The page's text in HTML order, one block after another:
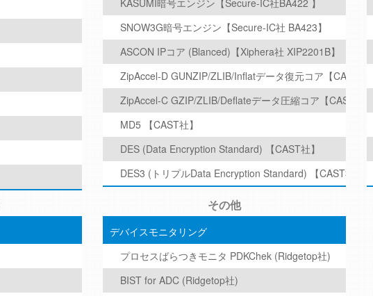
SNOW3G暗号エンジン【Secure-IC社 BA423】
ASCON IPコア (Blanced)【Xiphera社 XIP2201B】
ZipAccel-D GUNZIP/ZLIB/Inflatデータ復元コア【CAST社】
ZipAccel-C GZIP/ZLIB/Deflateデータ圧縮コア【CAST社】
MD5 【CAST社】
DES (Data Encryption Standard) 【CAST社】
DES3 (トリプルData Encryption Standard) 【CAST社】
その他
デバイスモニタリング
プロセスばらつきモニタ PDKChek (Ridgetop社)
BIST for ADC (Ridgetop社)